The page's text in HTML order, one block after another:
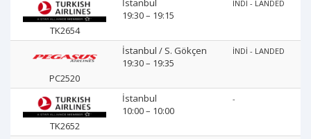
TK2654
İstanbul
19:30 – 19:15
İNDİ - LANDED
PC2520
İstanbul / S. Gökçen
19:30 – 19:35
İNDİ - LANDED
TK2652
İstanbul
10:00 – 10:00
-